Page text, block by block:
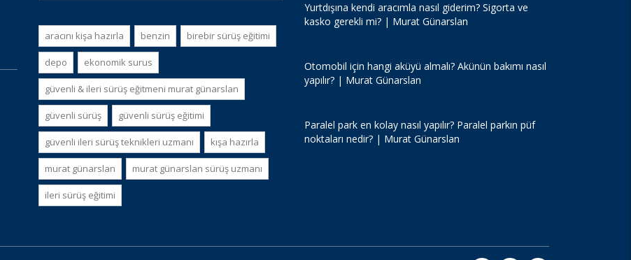
aracını kişa hazırla benzin birebir sürüş eğitimi
depo ekonomik surus
güvenli & i̇leri sürüş eğitmeni murat günarslan
güvenli sürüş güvenli sürüş eğitimi
güvenli i̇leri sürüş teknikleri uzmanı kışa hazırla
murat günarslan murat günarslan sürüş uzmanı
i̇leri sürüş eğitimi
Yurtdışına kendi aracımla nasıl giderim? Sigorta ve
kasko gerekli mi? | Murat Günarslan
Otomobil için hangi aküyü almalı? Akünün bakımı nasıl
yapılır? | Murat Günarslan
Paralel park en kolay nasıl yapılır? Paralel parkın püf
noktaları nedir? | Murat Günarslan